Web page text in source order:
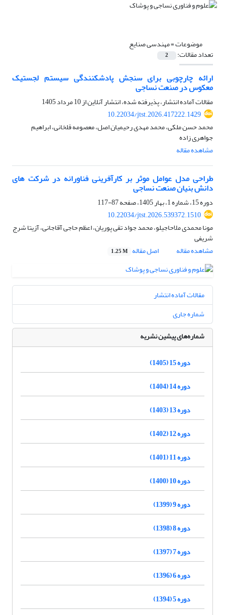
موضوعات =مهندسی صنایع
تعداد مقالات: 2
ارائه چارچوبی برای سنجش پادشکنندگی سیستم لجستیک
معکوس در صنعت نساجی
مقالات آماده انتشار، پذیرفته شده، انتشار آنلاین از10 مرداد 1405
10.22034/jtst.2026.417222.1429
محمد حسن ملکی، محمد مهدی رحیمیان اصل، معصومه قلخانی، ابراهیم
جواهری زاده
مشاهده مقاله
طراحی مدل عوامل موثر بر کارآفرینی فناورانه در شرکت های
دانش بنیان صنعت نساجی
دوره 15، شماره 1، بهار 1405، صفحه
87-117
10.22034/jtst.2026.539372.1510
مونا محمدی ملاحاجیلو، محمد جواد تقی پوریان، اعظم حاجی آقاجانی، آزیتا شرج
شریفی
مشاهده مقاله
اصل مقاله 1.25 M
مقالات آماده انتشار
شماره جاری
شماره‌های پیشین نشریه
دوره 15 (1405)
دوره 14 (1404)
دوره 13 (1403)
دوره 12 (1402)
دوره 11 (1401)
دوره 10 (1400)
دوره 9 (1399)
دوره 8 (1398)
دوره 7 (1397)
دوره 6 (1396)
دوره 5 (1394)